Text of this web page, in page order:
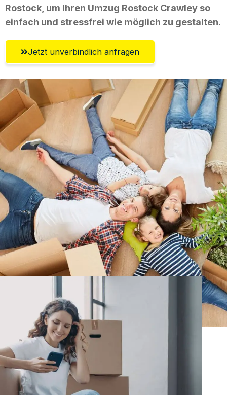
Rostock, um Ihren Umzug Rostock Crawley so
einfach und stressfrei wie möglich zu gestalten.
Jetzt unverbindlich anfragen